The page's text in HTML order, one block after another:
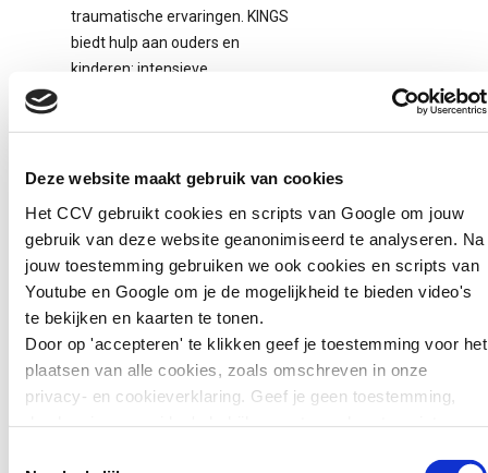
Deze website maakt gebruik van cookies
Het CCV gebruikt cookies en scripts van Google om jouw
gebruik van deze website geanonimiseerd te analyseren. Na
jouw toestemming gebruiken we ook cookies en scripts van
Youtube en Google om je de mogelijkheid te bieden video's
te bekijken en kaarten te tonen.
Door op 'accepteren' te klikken geef je toestemming voor het
plaatsen van alle cookies, zoals omschreven in onze
privacy- en cookieverklaring. Geef je geen toestemming,
traumatische ervaringen. KINGS
biedt hulp aan ouders en
kinderen: intensieve
eigen huisje op het terrein van
Accare. Via onder meer EMDR
therapie verwerken ze hun eigen
trauma’s. Daarna gaat het leren
van
opvoedingsvaardigheden meestal
beter.
Organisatie